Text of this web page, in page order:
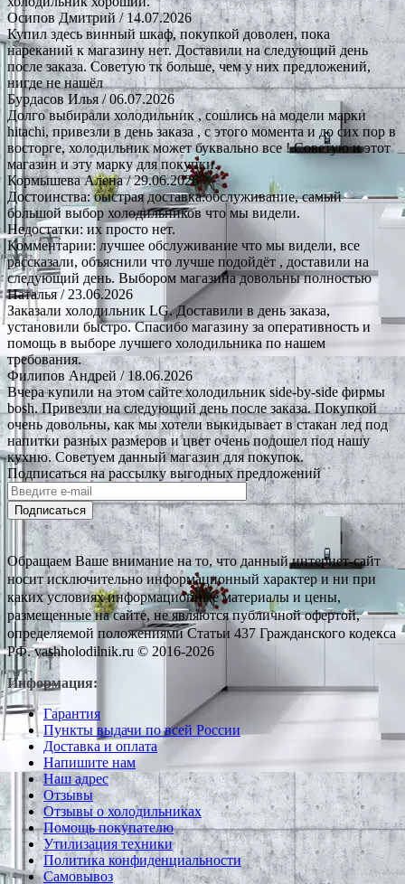
Осипов Дмитрий/ 14.07.2026
Купил здесь винный шкаф, покупкой доволен, пока
нареканий к магазину нет. Доставили на следующий день
после заказа. Советую тк больше, чем у них предложений,
нигде не нашёл
Бурдасов Илья/ 06.07.2026
Долго выбирали холодильник , сошлись на модели марки
hitachi, привезли в день заказа , с этого момента и до сих пор в
восторге, холодильник может буквально все ! Советую и этот
магазин и эту марку для покупки.
Кормышева Алена/ 29.06.2026
Достоинства: быстрая доставка.обслуживание, самый
большой выбор холодильников что мы видели.
Недостатки: их просто нет.
Комментарии: лучшее обслуживание что мы видели, все
рассказали, объяснили что лучше подойдёт , доставили на
следующий день. Выбором магазина довольны полностью
Наталья/ 23.06.2026
Заказали холодильник LG. Доставили в день заказа,
установили быстро. Спасибо магазину за оперативность и
помощь в выборе лучшего холодильника по нашем
требования.
Филипов Андрей/ 18.06.2026
Вчера купили на этом сайте холодильник side-by-side фирмы
bosh. Привезли на следующий день после заказа. Покупкой
очень довольны, как мы хотели выкидывает в стакан лед под
напитки разных размеров и цвет очень подошел под нашу
кухню. Советуем данный магазин для покупок.
Подписаться на рассылку выгодных предложений
Подписаться
Обращаем Ваше внимание на то, что данный интернет-сайт
носит исключительно информационный характер и ни при
каких условиях информационные материалы и цены,
размещенные на сайте, не являются публичной офертой,
определяемой положениями Статьи 437 Гражданского кодекса
РФ. vashholodilnik.ru © 2016-2026
Информация:
Гарантия
Пункты выдачи по всей России
Доставка и оплата
Напишите нам
Наш адрес
Отзывы
Отзывы о холодильниках
Помощь покупателю
Утилизация техники
Политика конфиденциальности
Самовывоз